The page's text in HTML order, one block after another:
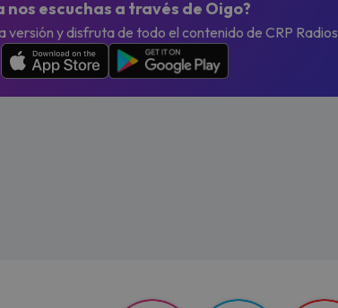
nos escuchas a través de Oigo?
versión y disfruta de todo el contenido de CRP Radios